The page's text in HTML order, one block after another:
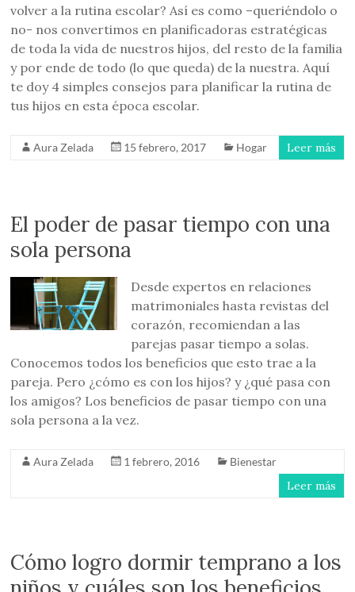
volver a la rutina escolar? Así es como –queriéndolo o
no- nos convertimos en planificadoras estratégicas
de toda la vida de nuestros hijos, del resto de la familia
y por ende de todo (lo que queda) de la nuestra. Aquí
te doy 4 simples consejos para planificar la rutina de
tus hijos en esta época escolar.
Aura Zelada 15 febrero, 2017 Hogar Leer más
El poder de pasar tiempo con una
sola persona
Desde expertos en relaciones
matrimoniales hasta revistas del
corazón, recomiendan a las
parejas pasar tiempo a solas.
Conocemos todos los beneficios que esto trae a la
pareja. Pero ¿cómo es con los hijos? y ¿qué pasa con
los amigos? Los beneficios de pasar tiempo con una
sola persona a la vez.
Aura Zelada 1 febrero, 2016 Bienestar
Leer más
Cómo logro dormir temprano a los